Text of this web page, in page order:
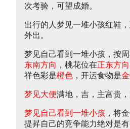
次考验，可望成婚。
出行的人梦见一堆小孩红鞋
外出。
梦见自己看到一堆小孩，按
东南方向 ，桃花位在正东方向
祥色彩是橙色 ，开运食物是
梦见大便满地，吉，主富贵，
梦见自己看到一堆小孩 ，将
提昇自己的竞争能力绝对是